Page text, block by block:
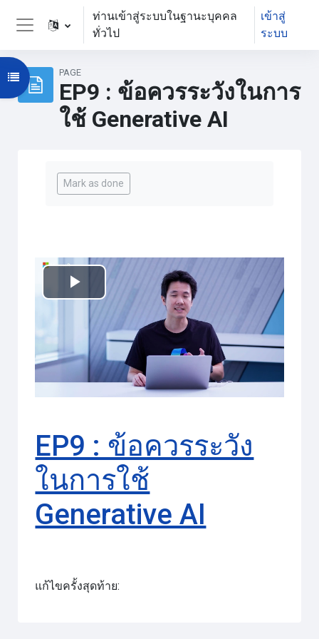
ข้ามไปที่เนื้อหาหลัก
Side panel
ท่านเข้าสู่ระบบในฐานะบุคคล
ทั่วไป
เข้าสู่
ระบบ
PAGE
EP9 : ข้อควรระวังในการ
ใช้ Generative AI
Open course index
Mark as done
เล่น
วิดีโอ
EP9 : ข้อควรระวัง
ในการใช้
Generative AI
แก้ไขครั้งสุดท้าย: